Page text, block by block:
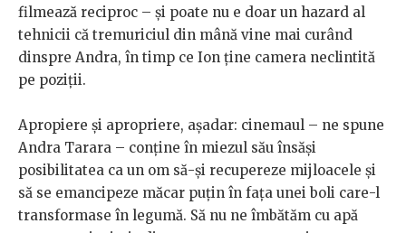
filmează reciproc – și poate nu e doar un hazard al
tehnicii că tremuriciul din mână vine mai curând
dinspre Andra, în timp ce Ion ține camera neclintită
pe poziții.
Apropiere și apropriere, așadar: cinemaul – ne spune
Andra Tarara – conține în miezul său însăși
posibilitatea ca un om să-și recupereze mijloacele și
să se emancipeze măcar puțin în fața unei boli care-l
transformase în legumă. Să nu ne îmbătăm cu apă